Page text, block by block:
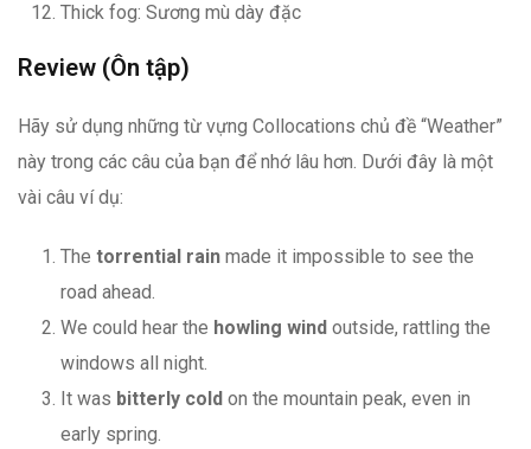
Thick fog: Sương mù dày đặc
Review (Ôn tập)
Hãy sử dụng những từ vựng Collocations chủ đề “Weather”
này trong các câu của bạn để nhớ lâu hơn. Dưới đây là một
vài câu ví dụ:
The torrential rain made it impossible to see the
road ahead.
We could hear the howling wind outside, rattling the
windows all night.
It was bitterly cold on the mountain peak, even in
early spring.